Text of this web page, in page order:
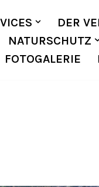
DER
NATURSCHUTZ
FOTOGALERIE